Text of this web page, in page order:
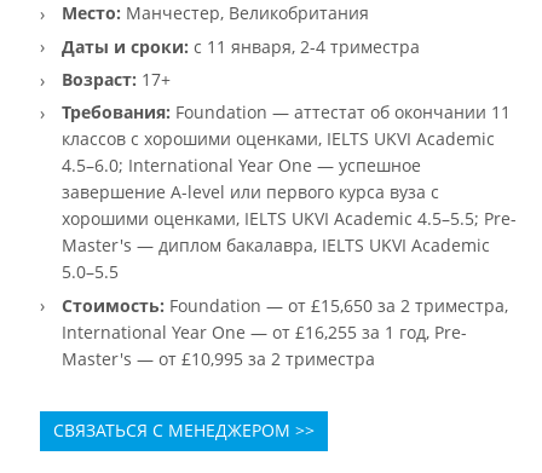
Место: Манчестер, Великобритания
Даты и сроки: с 11 января, 2-4 триместра
Возраст: 17+
Требования: Foundation — аттестат об окончании 11
классов с хорошими оценками, IELTS UKVI Academic
4.5–6.0; International Year One — успешное
завершение A-level или первого курса вуза с
хорошими оценками, IELTS UKVI Academic 4.5–5.5; Pre-
Master's — диплом бакалавра, IELTS UKVI Academic
5.0–5.5
Стоимость: Foundation — от £15,650 за 2 триместра,
International Year One — от £16,255 за 1 год, Pre-
Master's — от £10,995 за 2 триместра
СВЯЗАТЬСЯ С МЕНЕДЖЕРОМ >>